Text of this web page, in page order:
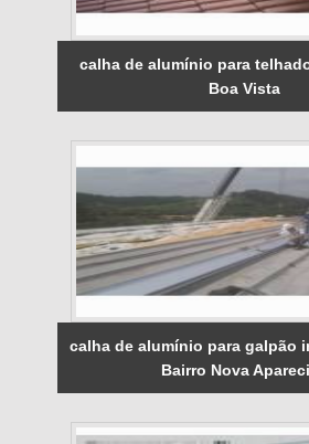
calha de alumínio para
Boa Vista
calha de alumínio para galpão
Bairro Nova